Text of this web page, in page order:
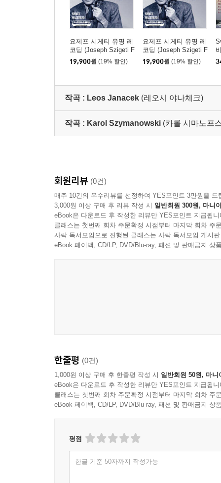
요제프 시게티 유명 레
코딩 (Joseph Szigeti F
amous Recordings)
19,900원 (19% 할인)
요제프 시게티 유명 레
코딩 (Joseph Szigeti F
amous Recordings)
19,900원 (19% 할인)
작곡 : Leos Janacek (레오시 야나체크)
작곡 : Karol Szymanowski (카롤 시마노프
회원리뷰 (0건)
매주 10건의 우수리뷰를 선정하여 YES포인트 3만원을 드
3,000원 이상 구매 후 리뷰 작성 시 일반회원 300원, 마니
eBook은 다운로드 후 작성한 리뷰만 YES포인트 지급됩니
클래스는 첫번째 회차 주문확정 시점부터 마지막 회차 주
사락 독서모임으로 진행된 클래스는 사락 독서모임 게시
eBook 페이백, CD/LP, DVD/Blu-ray, 패션 및 판매금지 상
한줄평 (0건)
1,000원 이상 구매 후 한줄평 작성 시 일반회원 50원, 마니
eBook은 다운로드 후 작성한 리뷰만 YES포인트 지급됩니
클래스는 첫번째 회차 주문확정 시점부터 마지막 회차 주
eBook 페이백, CD/LP, DVD/Blu-ray, 패션 및 판매금지 상
평점
한글 기준 50자까지 작성가능